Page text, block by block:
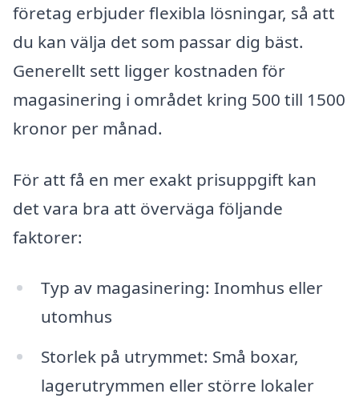
företag erbjuder flexibla lösningar, så att
du kan välja det som passar dig bäst.
Generellt sett ligger kostnaden för
magasinering i området kring 500 till 1500
kronor per månad.
För att få en mer exakt prisuppgift kan
det vara bra att överväga följande
faktorer:
Typ av magasinering: Inomhus eller
utomhus
Storlek på utrymmet: Små boxar,
lagerutrymmen eller större lokaler